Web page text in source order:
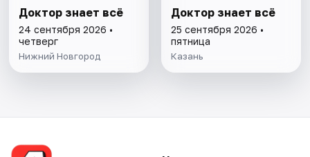
Доктор знает всё
24 сентября 2026 •
четверг
Нижний Новгород
Доктор знает всё
25 сентября 2026 •
пятница
Казань